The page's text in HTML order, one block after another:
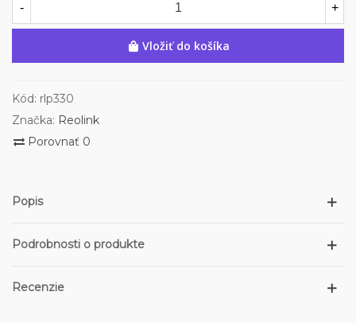
- +
Vložiť do košíka
Kód: rlp330
Značka: Reolink
Porovnať 0
Popis
Podrobnosti o produkte
Recenzie